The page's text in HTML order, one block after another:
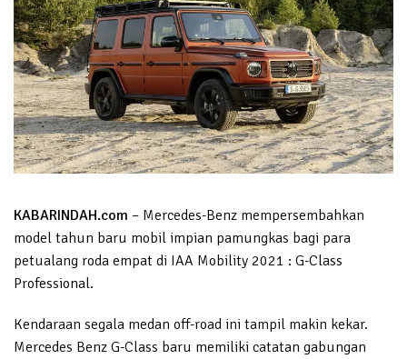
KABARINDAH.com – Mercedes-Benz mempersembahkan
model tahun baru mobil impian pamungkas bagi para
petualang roda empat di IAA Mobility 2021 : G-Class
Professional.
Kendaraan segala medan off-road ini tampil makin kekar.
Mercedes Benz G-Class baru memiliki catatan gabungan